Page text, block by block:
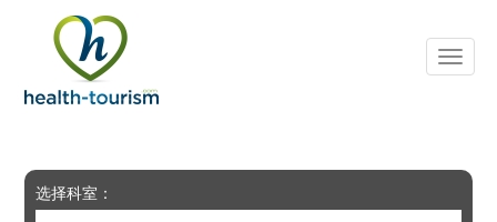
includes
system.
选择科室：